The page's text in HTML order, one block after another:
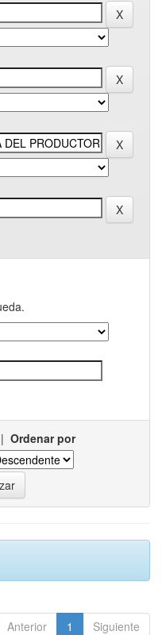
| Ordenar por
Anterior 1 Siguiente